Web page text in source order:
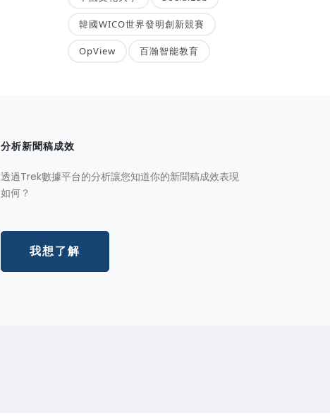
韓國WICO世界發明創新競賽
OpView 百瀚智能教育
分析新聞稿成效
透過Trek數據平台的分析讓您知道你的新聞稿成效表現
如何？
我想了解